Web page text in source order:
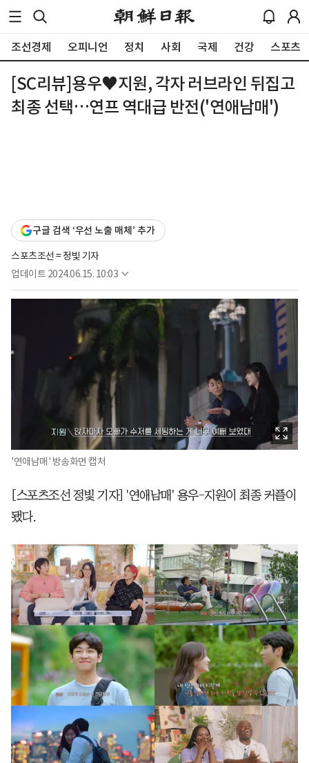
조선경제 오피니언 정치 사회 국제 건강 스포츠
[SC리뷰]용우♥지원, 각자 러브라인 뒤집고
최종 선택…연프 역대급 반전('연애남매')
구글 검색 ‘우선 노출 매체’ 추가
스포츠조선 = 정빛 기자
업데이트 2024.06.15. 10:03
'연애남매' 방송화면 캡처
[스포츠조선 정빛 기자] '연애남매' 용우-지원이 최종 커플이
됐다.